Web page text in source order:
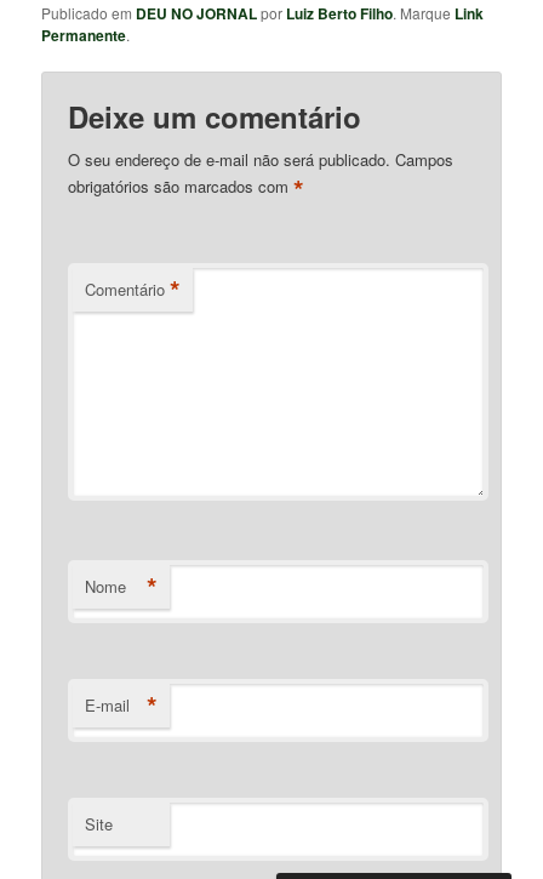
Publicado em DEU NO JORNALpor Luiz Berto Filho. Marque Link
Permanente.
Deixe um comentário
O seu endereço de e-mail não será publicado. Campos
obrigatórios são marcados com*
Comentário *
Nome *
E-mail *
Site